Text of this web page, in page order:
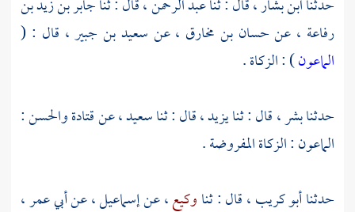
حدثناابن بشار، قال : ثناعبد الرحمن، قال : ثناجابر بن زيد بن
رفاعة ، عنحسان بن مخارق ، عن سعيد بن جبير، قال : (
الماعون) : الزكاة .
حدثنابشر، قال : ثنايزيد، قال : ثناسعيد ،عنقتادةوالحسن:
الماعون : الزكاة المفروضة .
حدثناأبو كريب ،قال : ثناوكيع، عنإسماعيل، عنأبي عمر،